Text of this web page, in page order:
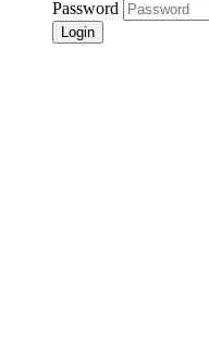
Password